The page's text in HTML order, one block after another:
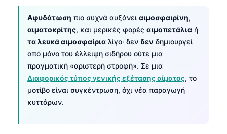
Αφυδάτωση πιο συχνά αυξάνει αιμοσφαιρίνη,
αιματοκρίτης, και μερικές φορές αιμοπετάλια ή
τα λευκά αιμοσφαίρια λίγο· δεν δεν δημιουργεί
από μόνο του έλλειψη σιδήρου ούτε μια
πραγματική «αριστερή στροφή». Σε μια
Διαφορικός τύπος γενικής εξέτασης αίματος, το
μοτίβο είναι συγκέντρωση, όχι νέα παραγωγή
κυττάρων.